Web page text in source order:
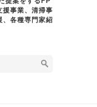
援事業、清掃事
、各種専門家紹